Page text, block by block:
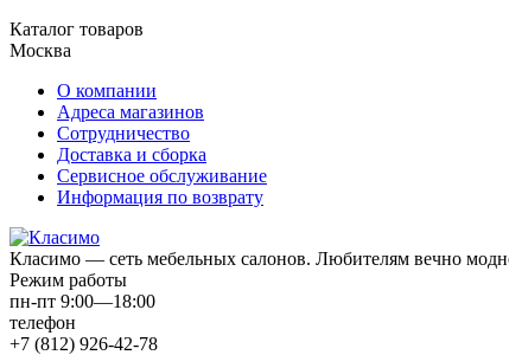
Каталог товаров
Москва
О компании
Адреса магазинов
Сотрудничество
Доставка и сборка
Сервисное обслуживание
Информация по возврату
Класимо — cеть мебельных салонов. Любителям вечно
Режим работы
пн-пт 9:00—18:00
телефон
+7 (812) 926-42-78